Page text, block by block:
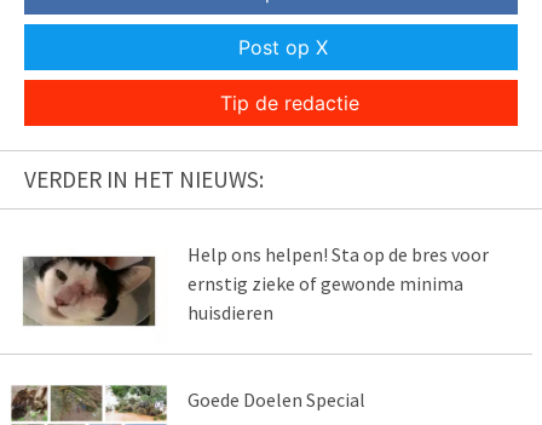
Post op X
Tip de redactie
VERDER IN HET NIEUWS:
Help ons helpen! Sta op de bres voor
ernstig zieke of gewonde minima
huisdieren
Goede Doelen Special